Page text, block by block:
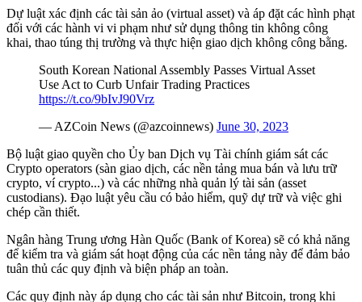
Dự luật xác định các tài sản ảo (virtual asset) và áp đặt các hình phạt
đối với các hành vi vi phạm như sử dụng thông tin không công
khai, thao túng thị trường và thực hiện giao dịch không công bằng.
South Korean National Assembly Passes Virtual Asset
Use Act to Curb Unfair Trading Practices
https://t.co/9bIvJ90Vrz
— AZCoin News (@azcoinnews) June 30, 2023
Bộ luật giao quyền cho Ủy ban Dịch vụ Tài chính giám sát các
Crypto operators (sàn giao dịch, các nền tảng mua bán và lưu trữ
crypto, ví crypto...) và các những nhà quản lý tài sản (asset
custodians). Đạo luật yêu cầu có bảo hiểm, quỹ dự trữ và việc ghi
chép cần thiết.
Ngân hàng Trung ương Hàn Quốc (Bank of Korea) sẽ có khả năng
để kiểm tra và giám sát hoạt động của các nền tảng này để đảm bảo
tuân thủ các quy định và biện pháp an toàn.
Các quy định này áp dụng cho các tài sản như Bitcoin, trong khi